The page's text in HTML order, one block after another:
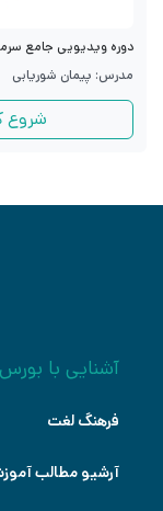
دوره ویدیویی جامع
مدرس: پیمان شوریابی
شروع
آشنایی با بورس
فرهنگ لغت
آرشیو مطالب